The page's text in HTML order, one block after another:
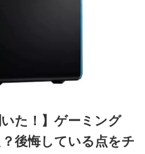
いた！】ゲーミング
後悔している点をチ